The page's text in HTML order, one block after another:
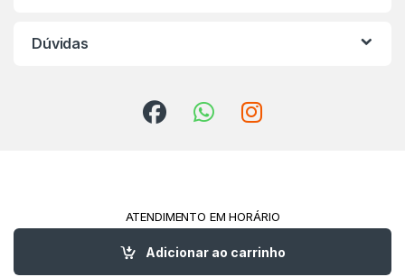
Adicionar ao carrinho
Dúvidas
ATENDIMENTO EM HORÁRIO
COMERCIAL!
(91) 98213-0561